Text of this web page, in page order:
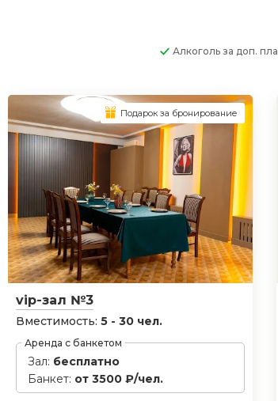
Алкоголь за доп.
vip-зал №3
Вместимость: 5 - 30 чел.
Аренда с банкетом
Зал: бесплатно
Банкет: от 3500 ₽/чел.
Подарок за бронирование